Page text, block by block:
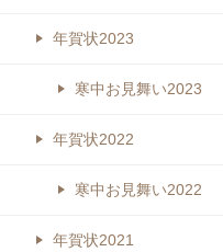
年賀状2023
寒中お見舞い2023
年賀状2022
寒中お見舞い2022
年賀状2021